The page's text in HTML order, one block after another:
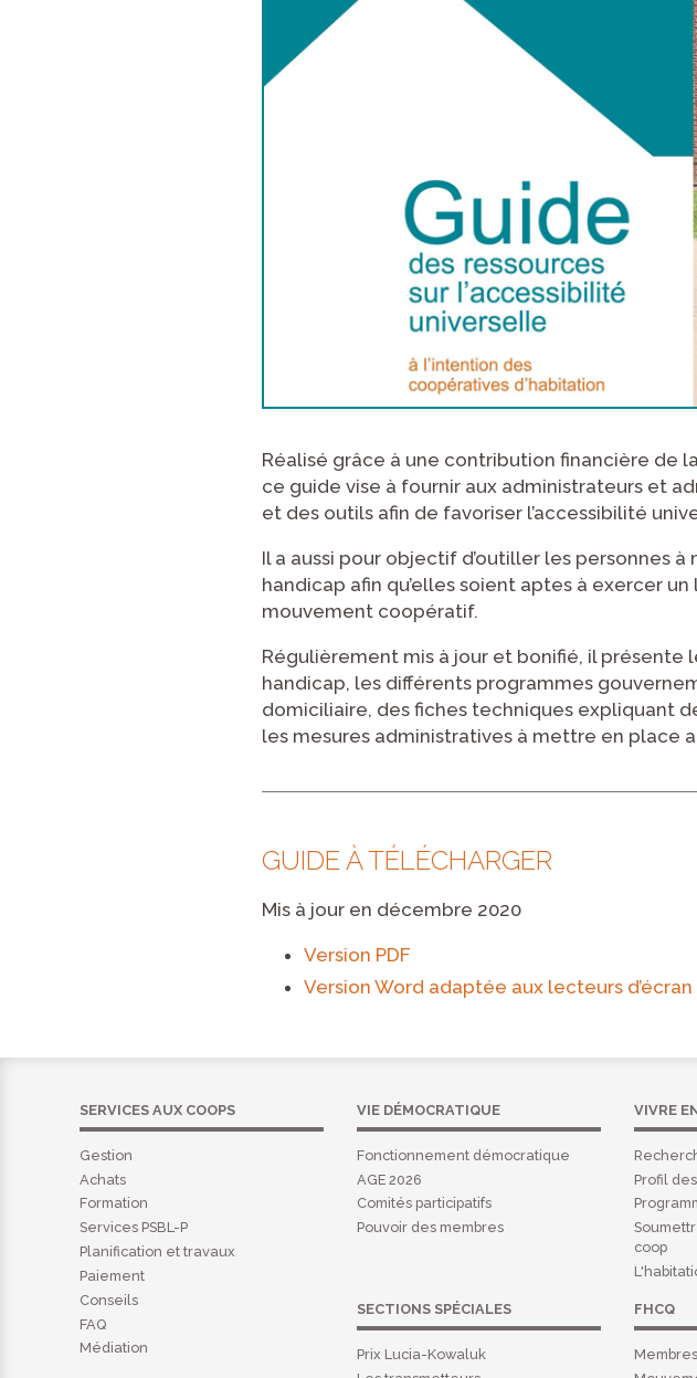
Réalisé grâce à une contribution financière de la
ce guide vise à fournir aux administrateurs et
et des outils afin de favoriser l’accessibilité
Il a aussi pour objectif d’outiller les personnes
handicap afin qu’elles soient aptes à exercer
mouvement coopératif.
Régulièrement mis à jour et bonifié, il
handicap, les différents programmes
domiciliaire, des fiches techniques expliquant
les mesures administratives à mettre en place
GUIDE À TÉLÉCHARGER
Mis à jour en décembre 2020
Version PDF
Version Word adaptée aux lecteurs
SERVICES AUX COOPS
Gestion
Achats
Formation
Services PSBL-P
Planification et travaux
Paiement
Conseils
FAQ
Médiation
VIE DÉMOCRATIQUE
Fonctionnement démocratique
AGE 2026
Comités participatifs
Pouvoir des membres
VIVRE
Profil
coop
SECTIONS SPÉCIALES
Prix Lucia-Kowaluk
FHCQ
Membres